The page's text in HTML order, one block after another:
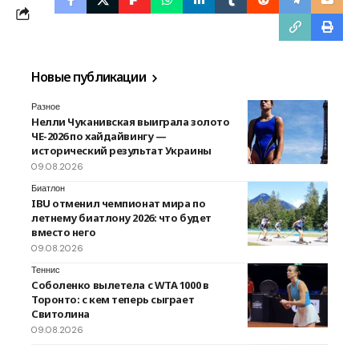
Новые публикации
Разное
Нелли Чуканивская выиграла золото
ЧЕ-2026 по хайдайвингу —
исторический результат Украины
09.08.2026
Биатлон
IBU отменил чемпионат мира по
летнему биатлону 2026: что будет
вместо него
09.08.2026
Теннис
Соболенко вылетела с WTA 1000 в
Торонто: с кем теперь сыграет
Свитолина
09.08.2026